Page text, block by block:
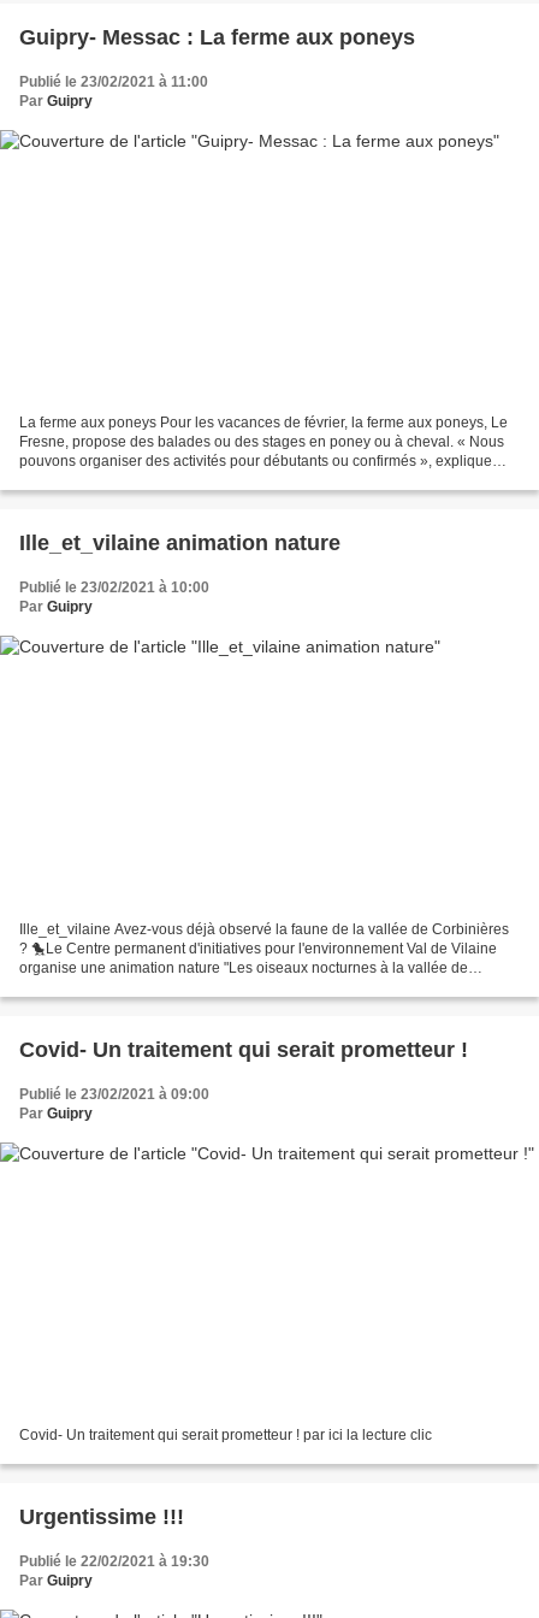
Guipry- Messac : La ferme aux poneys
Publié le 23/02/2021 à 11:00
Par Guipry
La ferme aux poneys Pour les vacances de février, la ferme aux poneys, Le
Fresne, propose des balades ou des stages en poney ou à cheval. « Nous
pouvons organiser des activités pour débutants ou confirmés », explique
Ille_et_vilaine animation nature
Publié le 23/02/2021 à 10:00
Par Guipry
Ille_et_vilaine Avez-vous déjà observé la faune de la vallée de Corbinières
? 🐤Le Centre permanent d'initiatives pour l'environnement Val de Vilaine
organise une animation nature "Les oiseaux nocturnes à la vallée de
Covid- Un traitement qui serait prometteur !
Publié le 23/02/2021 à 09:00
Par Guipry
Covid- Un traitement qui serait prometteur ! par ici la lecture clic
Urgentissime !!!
Publié le 22/02/2021 à 19:30
Par Guipry